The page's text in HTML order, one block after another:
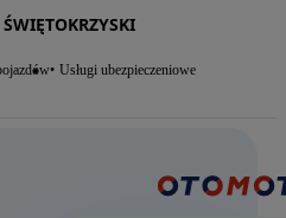
Usługi ubezpieczeniowe